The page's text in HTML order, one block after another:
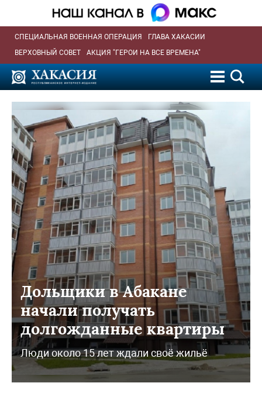
СПЕЦИАЛЬНАЯ ВОЕННАЯ ОПЕРАЦИЯ
ГЛАВА ХАКАСИИ
ВЕРХОВНЫЙ СОВЕТ
АКЦИЯ "ГЕРОИ НА ВСЕ ВРЕМЕНА"
Дольщики в Абакане
начали получать
долгожданные квартиры
Люди около 15 лет ждали своё жильё